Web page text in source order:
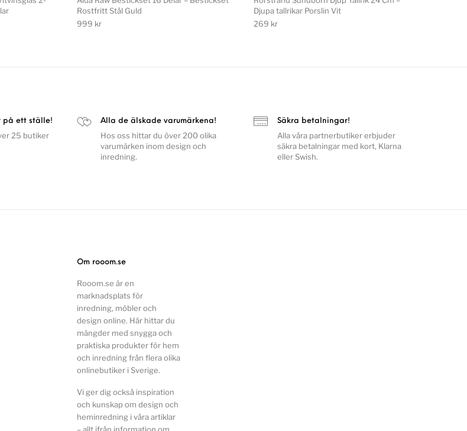
Rostfritt Stål Guld
999 kr
Djupa tallrikar Porslin Vit
269 kr
på ett ställe!
25 butiker
Alla de älskade varumärkena!
Hos oss hittar du över 200 olika
varumärken inom design och
inredning.
Säkra betalningar!
Alla våra partnerbutiker erbjuder
säkra betalningar med kort, Klarna
eller Swish.
Om rooom.se
Rooom.se är en
marknadsplats för
inredning, möbler och
design online. Här hittar du
mängder med snygga och
praktiska produkter för hem
och inredning från flera olika
onlinebutiker i Sverige.
Vi ger dig också inspiration
och kunskap om design och
heminredning i våra artiklar
– allt ifrån information om